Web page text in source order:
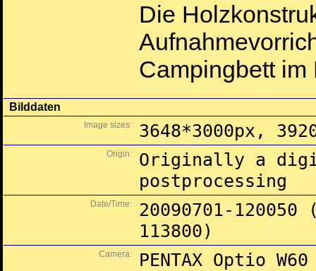
Die
Campingbett im
Bilddaten
Image sizes: 3648*3000px,
Origin:
Originally a
postprocessing
Date/Time:
20090701-
113800)
Camera: PENTAX Optio W60